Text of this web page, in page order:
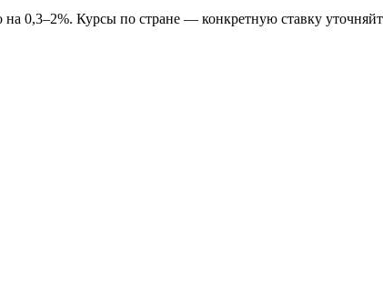
0,3–2%. Курсы по стране — конкретную ставку